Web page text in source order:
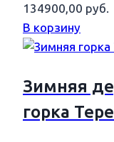
134900,00 руб.
В корзину
Зимняя
горка